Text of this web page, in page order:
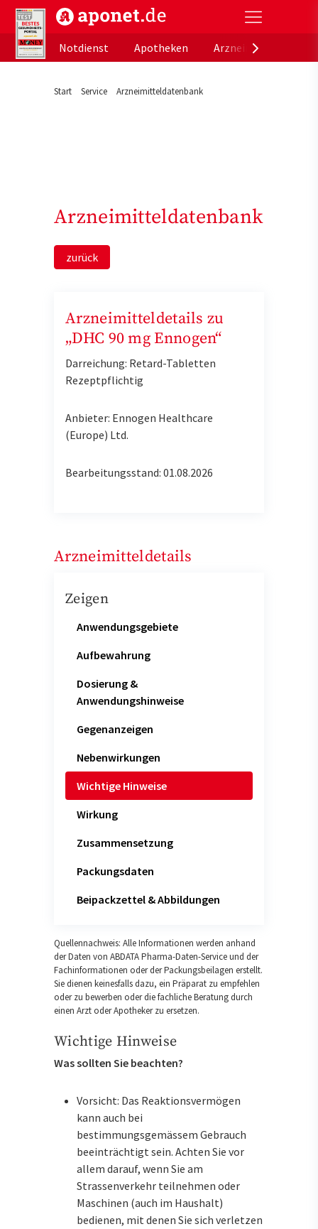
aponet.de - Das offizielle Gesundheitsportal der
Notdienst
Apotheken
Start Service Arzneimitteldatenbank
Arzneimitteldatenbank
zurück
Arzneimitteldetails zu
„DHC 90 mg Ennogen“
Darreichung: Retard-Tabletten
Rezeptpflichtig
Anbieter: Ennogen Healthcare
(Europe) Ltd.
Bearbeitungsstand: 01.08.2026
Arzneimitteldetails
Zeigen
Anwendungsgebiete
Aufbewahrung
Dosierung &
Anwendungshinweise
Gegenanzeigen
Nebenwirkungen
Wichtige Hinweise
Wirkung
Zusammensetzung
Packungsdaten
Beipackzettel & Abbildungen
Quellennachweis: Alle Informationen werden anhand
der Daten von ABDATA Pharma-Daten-Service und der
Fachinformationen oder der Packungsbeilagen erstellt.
Sie dienen keinesfalls dazu, ein Präparat zu empfehlen
oder zu bewerben oder die fachliche Beratung durch
einen Arzt oder Apotheker zu ersetzen.
Wichtige Hinweise
Was sollten Sie beachten?
Vorsicht: Das Reaktionsvermögen
kann auch bei
bestimmungsgemässem Gebrauch
beeinträchtigt sein. Achten Sie vor
allem darauf, wenn Sie am
Strassenverkehr teilnehmen oder
Maschinen (auch im Haushalt)
bedienen, mit denen Sie sich verletzen